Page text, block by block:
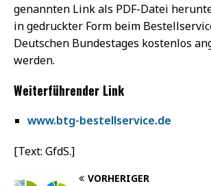
genannten Link als PDF-Datei
in gedruckter Form beim
Deutschen Bundestages kostenlos
werden.
Weiterführender Link
www.btg-bestellservice.de
[Text: GfdS.]
VORHERIGER